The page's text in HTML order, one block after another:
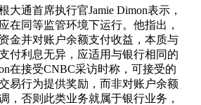
大通首席执行官Jamie Dimon表示，
在同等监管环境下运行。他指出，
金并对账户余额支付收益，本质与
付利息无异，应适用与银行相同的
在接受CNBC采访时称，可接受的
易行为提供奖励，而非对账户余额
，否则此类业务就属于银行业务，